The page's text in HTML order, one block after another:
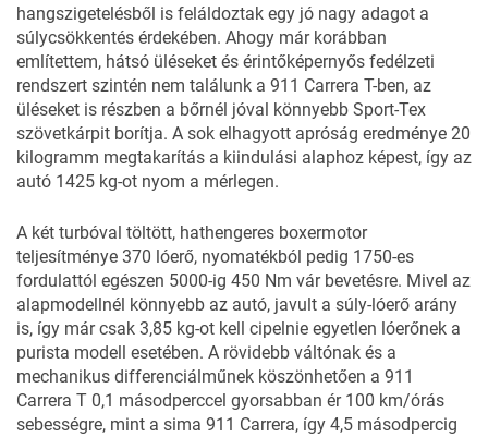
hangszigetelésből is feláldoztak egy jó nagy adagot a
súlycsökkentés érdekében. Ahogy már korábban
említettem, hátsó üléseket és érintőképernyős fedélzeti
rendszert szintén nem találunk a 911 Carrera T-ben, az
üléseket is részben a bőrnél jóval könnyebb Sport-Tex
szövetkárpit borítja. A sok elhagyott apróság eredménye 20
kilogramm megtakarítás a kiindulási alaphoz képest, így az
autó 1425 kg-ot nyom a mérlegen.
A két turbóval töltött, hathengeres boxermotor
teljesítménye 370 lóerő, nyomatékból pedig 1750-es
fordulattól egészen 5000-ig 450 Nm vár bevetésre. Mivel az
alapmodellnél könnyebb az autó, javult a súly-lóerő arány
is, így már csak 3,85 kg-ot kell cipelnie egyetlen lóerőnek a
purista modell esetében. A rövidebb váltónak és a
mechanikus differenciálműnek köszönhetően a 911
Carrera T 0,1 másodperccel gyorsabban ér 100 km/órás
sebességre, mint a sima 911 Carrera, így 4,5 másodpercig